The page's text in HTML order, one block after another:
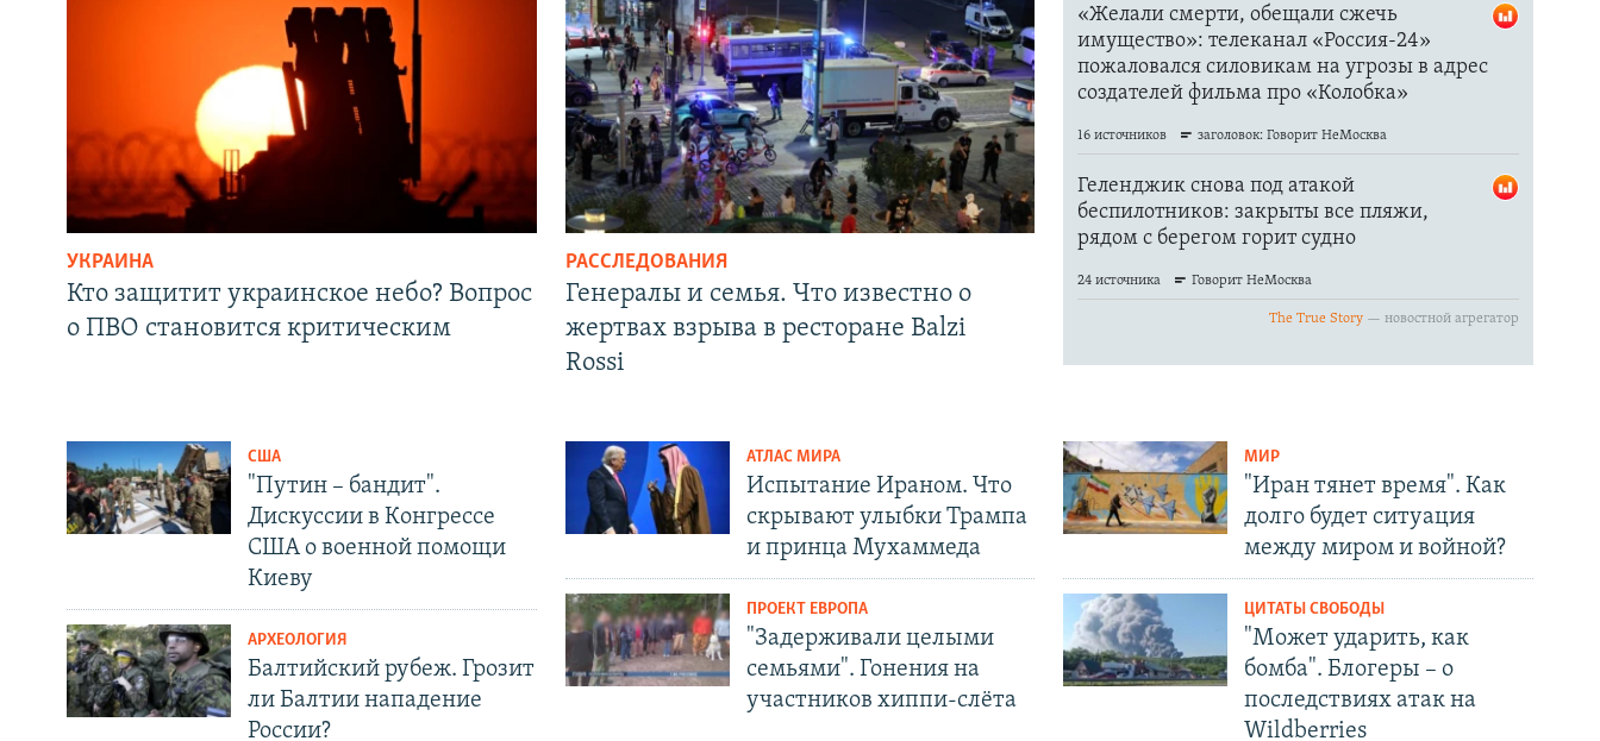
УКРАИНА
Кто защитит украинское небо? Вопрос
о ПВО становится критическим
РАССЛЕДОВАНИЯ
Генералы и семья. Что известно о
жертвах взрыва в ресторане Balzi
Rossi
США
"Путин – бандит".
Дискуссии в Конгрессе
США о военной помощи
Киеву
АРХЕОЛОГИЯ
Балтийский рубеж. Грозит
ли Балтии нападение
России?
АТЛАС МИРА
Испытание Ираном. Что
скрывают улыбки Трампа
и принца Мухаммеда
ПРОЕКТ ЕВРОПА
"Задерживали целыми
семьями". Гонения на
участников хиппи-слёта
МИР
"Иран тянет время". Как
долго будет ситуация
между миром и войной?
ЦИТАТЫ СВОБОДЫ
"Может ударить, как
бомба". Блогеры – о
последствиях атак на
Wildberries